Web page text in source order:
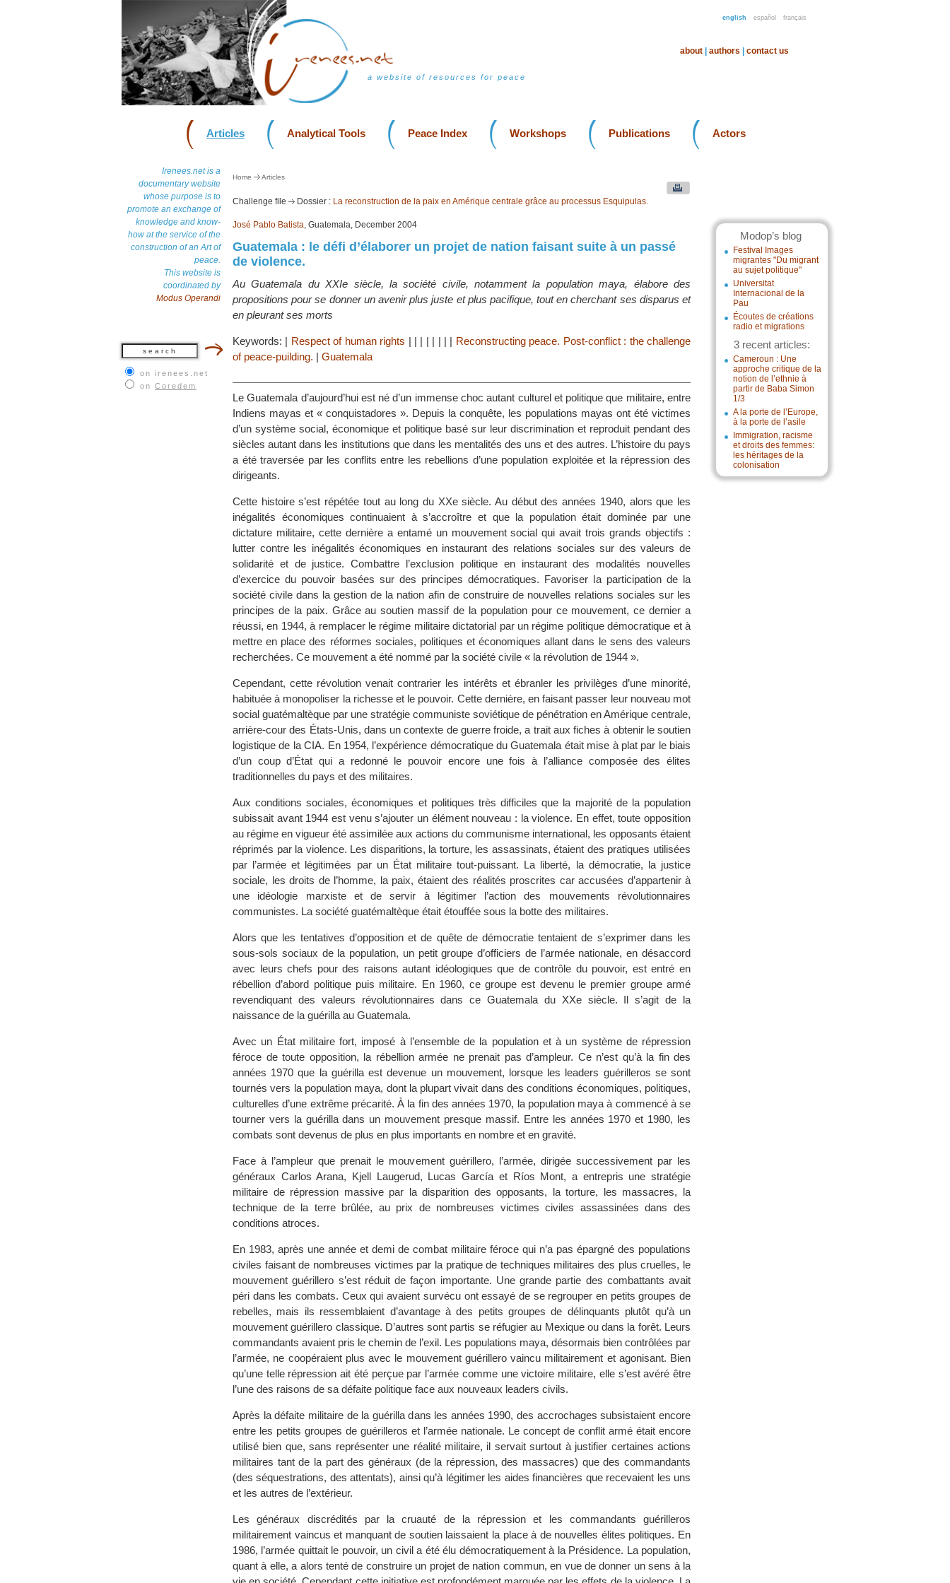
english español français
a website of resources for peace
about authors contact us
Articles Analytical Tools Peace Index Workshops Publications Actors
Irenees.net is a
documentary website
whose purpose is to
promote an exchange of
knowledge and know-
how at the service of the
construction of an Art of
peace.
This website is
coordinated by
Modus Operandi
on irenees.net
on Coredem
Modop’s blog
Festival Images
migrantes "Du migrant
au sujet politique"
Universitat
Internacional de la
Pau
Écoutes de créations
radio et migrations
3 recent articles:
Cameroun : Une
approche critique de la
notion de l’ethnie à
partir de Baba Simon
1/3
A la porte de l’Europe,
à la porte de l’asile
Immigration, racisme
et droits des femmes:
les héritages de la
colonisation
Home Articles
Challenge file Dossier : La reconstruction de la paix en Amérique centrale grâce au processus Esquipulas.
José Pablo Batista, Guatemala, December 2004
Guatemala : le défi d’élaborer un projet de nation faisant suite à un passé
de violence.
Au Guatemala du XXIe siècle, la société civile, notamment la population maya, élabore des
propositions pour se donner un avenir plus juste et plus pacifique, tout en cherchant ses disparus et
en pleurant ses morts
Keywords: | Respect of human rights | | | | | | | | Reconstructing peace. Post-conflict : the challenge
of peace-puilding. | Guatemala
Le Guatemala d’aujourd’hui est né d’un immense choc autant culturel et politique que militaire, entre
Indiens mayas et « conquistadores ». Depuis la conquête, les populations mayas ont été victimes
d’un système social, économique et politique basé sur leur discrimination et reproduit pendant des
siècles autant dans les institutions que dans les mentalités des uns et des autres. L’histoire du pays
a été traversée par les conflits entre les rebellions d’une population exploitée et la répression des
dirigeants.
Cette histoire s’est répétée tout au long du XXe siècle. Au début des années 1940, alors que les
inégalités économiques continuaient à s’accroître et que la population était dominée par une
dictature militaire, cette dernière a entamé un mouvement social qui avait trois grands objectifs :
lutter contre les inégalités économiques en instaurant des relations sociales sur des valeurs de
solidarité et de justice. Combattre l’exclusion politique en instaurant des modalités nouvelles
d’exercice du pouvoir basées sur des principes démocratiques. Favoriser la participation de la
société civile dans la gestion de la nation afin de construire de nouvelles relations sociales sur les
principes de la paix. Grâce au soutien massif de la population pour ce mouvement, ce dernier a
réussi, en 1944, à remplacer le régime militaire dictatorial par un régime politique démocratique et à
mettre en place des réformes sociales, politiques et économiques allant dans le sens des valeurs
recherchées. Ce mouvement a été nommé par la société civile « la révolution de 1944 ».
Cependant, cette révolution venait contrarier les intérêts et ébranler les privilèges d’une minorité,
habituée à monopoliser la richesse et le pouvoir. Cette dernière, en faisant passer leur nouveau mot
social guatémaltèque par une stratégie communiste soviétique de pénétration en Amérique centrale,
arrière-cour des États-Unis, dans un contexte de guerre froide, a trait aux fiches à obtenir le soutien
logistique de la CIA. En 1954, l’expérience démocratique du Guatemala était mise à plat par le biais
d’un coup d’État qui a redonné le pouvoir encore une fois à l’alliance composée des élites
traditionnelles du pays et des militaires.
Aux conditions sociales, économiques et politiques très difficiles que la majorité de la population
subissait avant 1944 est venu s’ajouter un élément nouveau : la violence. En effet, toute opposition
au régime en vigueur été assimilée aux actions du communisme international, les opposants étaient
réprimés par la violence. Les disparitions, la torture, les assassinats, étaient des pratiques utilisées
par l’armée et légitimées par un État militaire tout-puissant. La liberté, la démocratie, la justice
sociale, les droits de l’homme, la paix, étaient des réalités proscrites car accusées d’appartenir à
une idéologie marxiste et de servir à légitimer l’action des mouvements révolutionnaires
communistes. La société guatémaltèque était étouffée sous la botte des militaires.
Alors que les tentatives d’opposition et de quête de démocratie tentaient de s’exprimer dans les
sous-sols sociaux de la population, un petit groupe d’officiers de l’armée nationale, en désaccord
avec leurs chefs pour des raisons autant idéologiques que de contrôle du pouvoir, est entré en
rébellion d’abord politique puis militaire. En 1960, ce groupe est devenu le premier groupe armé
revendiquant des valeurs révolutionnaires dans ce Guatemala du XXe siècle. Il s’agit de la
naissance de la guérilla au Guatemala.
Avec un État militaire fort, imposé à l’ensemble de la population et à un système de répression
féroce de toute opposition, la rébellion armée ne prenait pas d’ampleur. Ce n’est qu’à la fin des
années 1970 que la guérilla est devenue un mouvement, lorsque les leaders guérilleros se sont
tournés vers la population maya, dont la plupart vivait dans des conditions économiques, politiques,
culturelles d’une extrême précarité. À la fin des années 1970, la population maya à commencé à se
tourner vers la guérilla dans un mouvement presque massif. Entre les années 1970 et 1980, les
combats sont devenus de plus en plus importants en nombre et en gravité.
Face à l’ampleur que prenait le mouvement guérillero, l’armée, dirigée successivement par les
généraux Carlos Arana, Kjell Laugerud, Lucas García et Ríos Mont, a entrepris une stratégie
militaire de répression massive par la disparition des opposants, la torture, les massacres, la
technique de la terre brûlée, au prix de nombreuses victimes civiles assassinées dans des
conditions atroces.
En 1983, après une année et demi de combat militaire féroce qui n’a pas épargné des populations
civiles faisant de nombreuses victimes par la pratique de techniques militaires des plus cruelles, le
mouvement guérillero s’est réduit de façon importante. Une grande partie des combattants avait
péri dans les combats. Ceux qui avaient survécu ont essayé de se regrouper en petits groupes de
rebelles, mais ils ressemblaient d’avantage à des petits groupes de délinquants plutôt qu’à un
mouvement guérillero classique. D’autres sont partis se réfugier au Mexique ou dans la forêt. Leurs
commandants avaient pris le chemin de l’exil. Les populations maya, désormais bien contrôlées par
l’armée, ne coopéraient plus avec le mouvement guérillero vaincu militairement et agonisant. Bien
qu’une telle répression ait été perçue par l’armée comme une victoire militaire, elle s’est avéré être
l’une des raisons de sa défaite politique face aux nouveaux leaders civils.
Après la défaite militaire de la guérilla dans les années 1990, des accrochages subsistaient encore
entre les petits groupes de guérilleros et l’armée nationale. Le concept de conflit armé était encore
utilisé bien que, sans représenter une réalité militaire, il servait surtout à justifier certaines actions
militaires tant de la part des généraux (de la répression, des massacres) que des commandants
(des séquestrations, des attentats), ainsi qu’à légitimer les aides financières que recevaient les uns
et les autres de l’extérieur.
Les généraux discrédités par la cruauté de la répression et les commandants guérilleros
militairement vaincus et manquant de soutien laissaient la place à de nouvelles élites politiques. En
1986, l’armée quittait le pouvoir, un civil a été élu démocratiquement à la Présidence. La population,
quant à elle, a alors tenté de construire un projet de nation commun, en vue de donner un sens à la